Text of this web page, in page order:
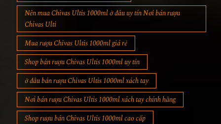
Nên mua Chivas Ultis 1000ml ở đâu uy tín Nơi bán rượu
Chivas Ulti
Mua rượu Chivas Ultis 1000ml giá rẻ
Shop bán rượu Chivas Ultis 1000ml uy tín
ở đâu bán rượu Chivas Ultis 1000ml xách tay
Nơi bán rượu Chivas Ultis 1000ml xách tay chính hãng
Shop rượu bán Chivas Ultis 1000ml cao cấp